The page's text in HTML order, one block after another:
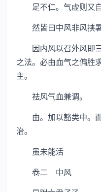
足不仁。气虚则又自
然皆曰中风非风挟暑
因内风以召外风即
之法。必由血气之偏胜
主。
祛风气血兼调。
由。加以豁类中。
治。
虽未能活
卷二 中风